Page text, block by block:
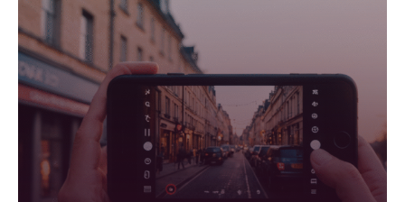
22 janvier 2026